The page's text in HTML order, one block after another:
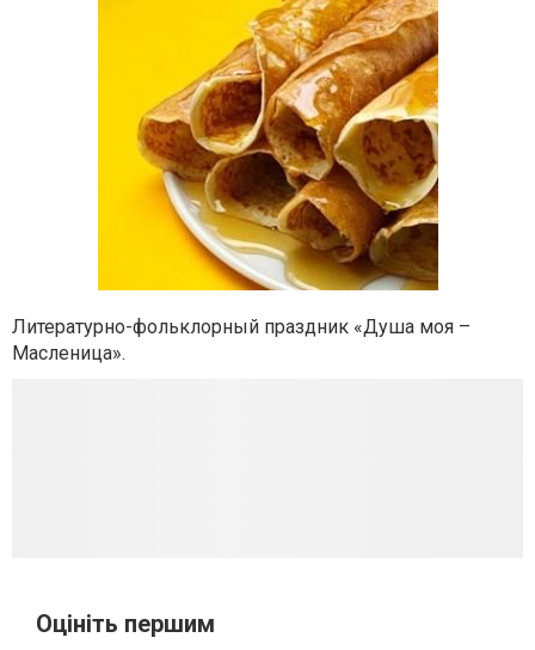
Литературно-фольклорный праздник «Душа моя –
Масленица».
Оцініть першим